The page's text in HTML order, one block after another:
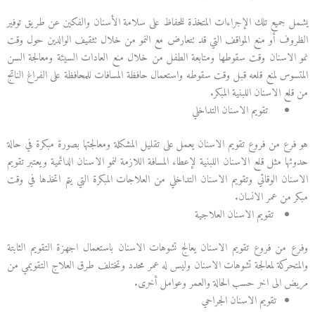
يشمل جميع تلك الإجراءات المتخذة للحفاظ على سلامة الأسنان والفكين عن طريق توفير
الظروف أو منع المواقف التي قد تتعارض مع النمو من خلال تثقيف الوالدين حول وقت
نمو الاسنان وقت سقوطها ومتابعة الطفل من خلال منع العادات السيئة ومعالجة السن
المتسوس لمنع قلعه قبل وقت سقوطه واستعمال حافظة المسافات للمحافظة على الفراغ الناتج
من قلع الاسنان اللبنية المبكر.
تقويم الاسنان التداخلي
هو فرع من فروع تقويم الاسنان يعمل على تقليل المشكلة ومعالجتها بصورة مبكرة في حالة
حدوثها مثل قلع الاسنان اللبنية لإعطاء المسافة اللازمة لنمو الاسنان الدائمية ويعتبر تقويم
الاسنان الوقائي وتقويم الاسنان التداخلي من العلاجات المبكرة التي يتم اتخذها في وقت
مبكر من عمر الانسان.
تقويم الاسنان العلاجية
وفرع من فروع تقويم الاسنان يعالج تشوهات الاسنان باستعمال اجهزة التقويم الثابتة
والمتحركة لمعالجة تشوهات الاسنان وليس له عمر محدد وتختلف طرق العلاج التقويمي من
مريض الى اخر حسب الحالة والعمر وعوامل أخرى.
تقويم الاسنان الجراحي